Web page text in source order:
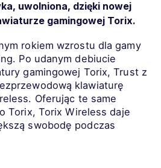
uwolniona, dzięki nowej
gamingowej Torix.
rokiem wzrostu dla gamy
Po udanym debiucie
gamingowej Torix, Trust z
klawiaturę
Oferując te same
Torix, Torix Wireless daje
swobodę podczas